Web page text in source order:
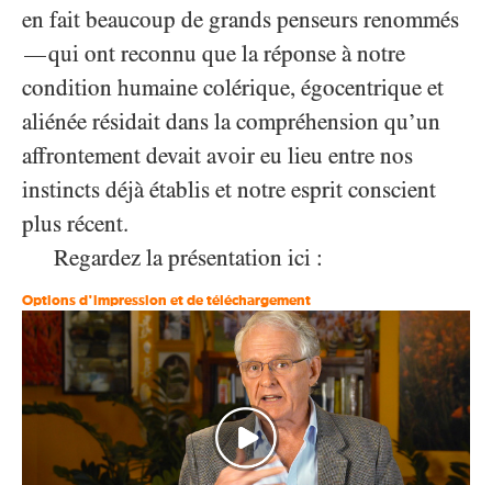
en fait beaucoup de grands penseurs renommés
—qui ont reconnu que la réponse à notre
condition humaine colérique, égocentrique et
aliénée résidait dans la compréhension qu’un
affrontement devait avoir eu lieu entre nos
instincts déjà établis et notre esprit conscient
plus récent.
Regardez la présentation ici :
Options d'impression et de téléchargement